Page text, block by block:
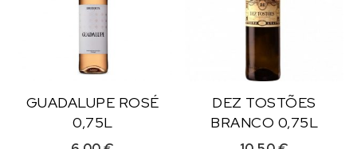
GUADALUPE ROSÉ
0,75L
DEZ TOSTÕES
BRANCO 0,75L